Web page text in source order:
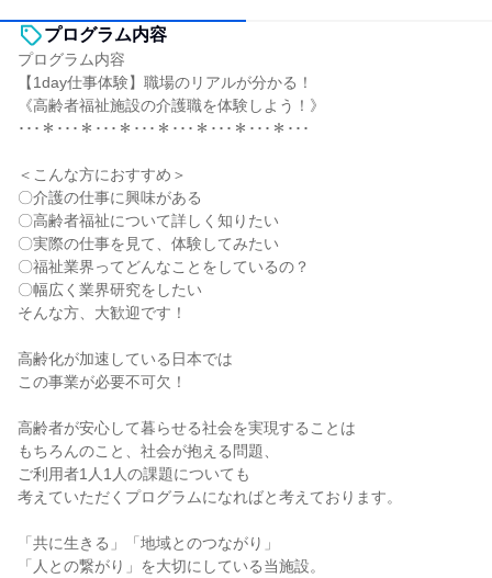
プログラム内容
プログラム内容
【1day仕事体験】職場のリアルが分かる！
《高齢者福祉施設の介護職を体験しよう！》
･･･＊･･･＊･･･＊･･･＊･･･＊･･･＊･･･＊･･･
＜こんな方におすすめ＞
〇介護の仕事に興味がある
〇高齢者福祉について詳しく知りたい
〇実際の仕事を見て、体験してみたい
〇福祉業界ってどんなことをしているの？
〇幅広く業界研究をしたい
そんな方、大歓迎です！
高齢化が加速している日本では
この事業が必要不可欠！
高齢者が安心して暮らせる社会を実現することは
もちろんのこと、社会が抱える問題、
ご利用者1人1人の課題についても
考えていただくプログラムになればと考えております。
「共に生きる」「地域とのつながり」
「人との繋がり」を大切にしている当施設。